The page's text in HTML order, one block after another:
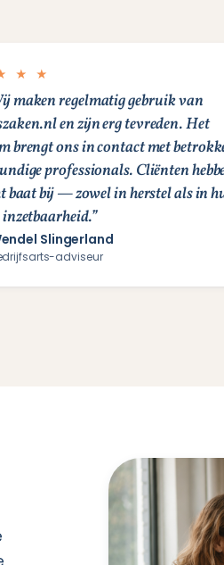
★ ★
maken regelmatig gebruik van
en zijn erg tevreden. Het
brengt ons in contact met
professionals. Cliënten
baat bij — zowel in herstel als in
Slingerland
adviseur